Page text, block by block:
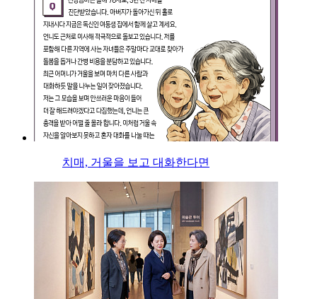
치매, 거울을 보고 대화한다면